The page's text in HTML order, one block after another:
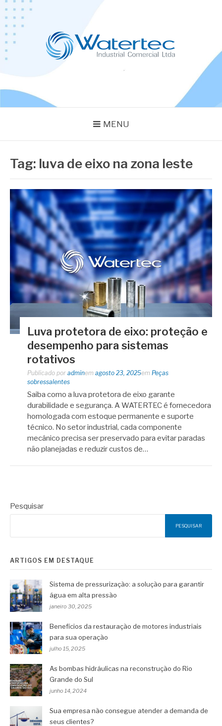
Pular
para
conteúdo
MENU
Tag: luva de eixo na zona leste
Luva protetora de eixo: proteção e
desempenho para sistemas
rotativos
Publicado por adminem agosto 23, 2025em Peças
sobressalentes
Saiba como a luva protetora de eixo garante
durabilidade e segurança. A WATERTEC é fornecedora
homologada com estoque permanente e suporte
técnico. No setor industrial, cada componente
mecânico precisa ser preservado para evitar paradas
não planejadas e reduzir custos de…
Pesquisar
PESQUISAR
ARTIGOS EM DESTAQUE
Sistema de pressurização: a solução para garantir
água em alta pressão
janeiro 30, 2025
Benefícios da restauração de motores industriais
para sua operação
julho 15, 2025
As bombas hidráulicas na reconstrução do Rio
Grande do Sul
junho 14, 2024
Sua empresa não consegue atender a demanda de
seus clientes?